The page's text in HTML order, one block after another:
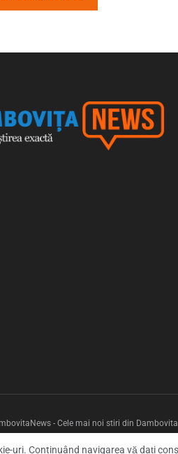
- Cele mai noi stiri din Dambovita
uri. Continuând navigarea vă dați